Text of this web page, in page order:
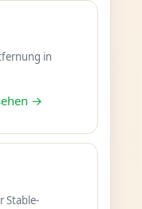
in
→
Stable-